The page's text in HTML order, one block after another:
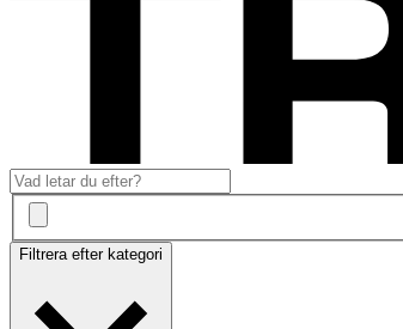
Filtrera efter kategori